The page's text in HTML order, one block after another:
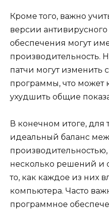
Кроме того, важно
версии
обеспечения могут
производительность.
патчи могут изменить
программы, что может
ухудшить общие
В конечном итоге, для
идеальный баланс
производительностью,
несколько решений и
то, как каждое из них
компьютера. Часто
программное